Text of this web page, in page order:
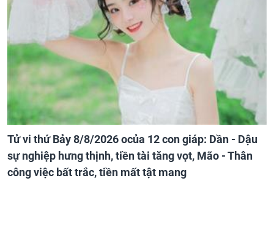
Tử vi thứ Bảy 8/8/2026 ocủa 12 con giáp: Dần - Dậu
sự nghiệp hưng thịnh, tiền tài tăng vọt, Mão - Thân
công việc bất trắc, tiền mất tật mang